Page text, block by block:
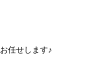
任せします♪